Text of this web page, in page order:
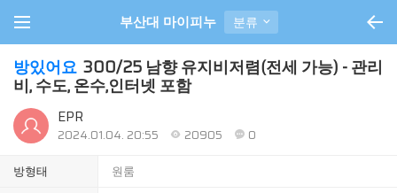
부산대 마이피누 분류
방있어요 300/25 남향 유지비저렴(전세 가능) - 관리
비, 수도, 온수,인터넷 포함
EPR
2024.01.04. 20:55 20905
0
방형태
원룸